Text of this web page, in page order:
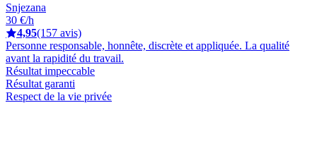
Snjezana
30 €/h
4,95(157 avis)
Personne responsable, honnête, discrète et appliquée. La qualité
avant la rapidité du travail.
Résultat impeccable
Résultat garanti
Respect de la vie privée